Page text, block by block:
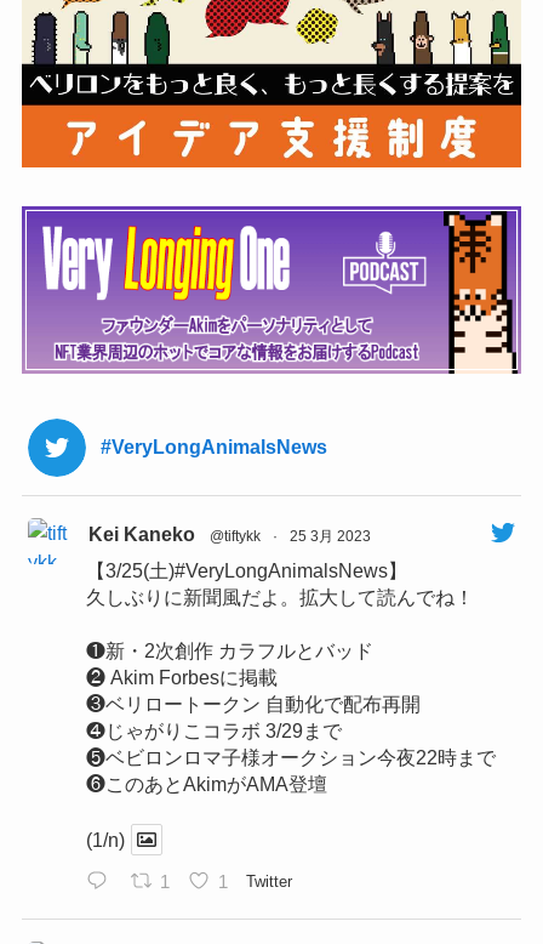
#VeryLongAnimalsNews
Kei Kaneko @tiftykk · 25 3月 2023
【3/25(土)#VeryLongAnimalsNews】
久しぶりに新聞風だよ。拡大して読んでね！
❶新・2次創作 カラフルとバッド
❷ Akim Forbesに掲載
❸ベリロートークン 自動化で配布再開
❹じゃがりこコラボ 3/29まで
❺ベビロンロマ子様オークション今夜22時まで
❻このあとAkimがAMA登壇
(1/n)
1 1 Twitter